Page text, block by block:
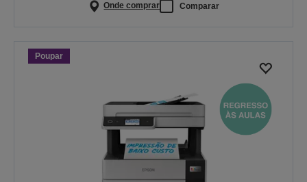
Onde comprar Comparar
Poupar